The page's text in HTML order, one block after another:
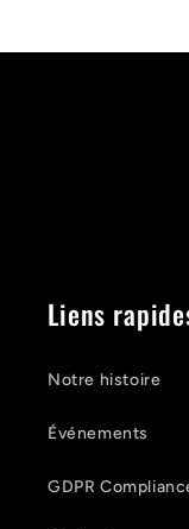
Liens
Notre histoire
Événements
GDPR